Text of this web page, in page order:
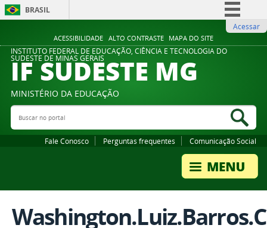
ACESSIBILIDADE ALTO CONTRASTE MAPA DO SITE
BRASIL
Comunica BR
Participe
Legislação
Acessar
INSTITUTO FEDERAL DE EDUCAÇÃO, CIÊNCIA E TECNOLOGIA DO
SUDESTE DE MINAS GERAIS
IF SUDESTE MG
MINISTÉRIO DA EDUCAÇÃO
Buscar no portal
Fale Conosco Perguntas frequentes Comunicação Social